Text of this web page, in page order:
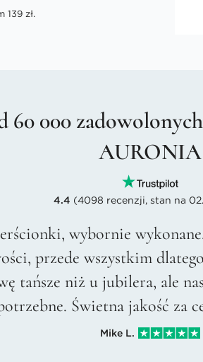
139 zł.
60 000
AURONIA
4.4 (4098 recenzji, stan na
wybornie
przede wszystkim
tańsze niż u jubilera, ale
Świetna jakość za
Mike L.